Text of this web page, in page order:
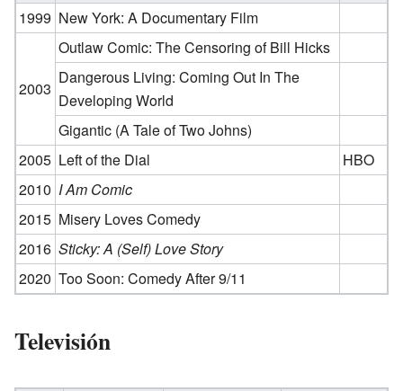
1999 New York: A Documentary Film
2003
Outlaw Comic: The Censoring of Bill Hicks
Dangerous Living: Coming Out In The
Developing World
Gigantic (A Tale of Two Johns)
2005 Left of the Dial
HBO
2010 I Am Comic
2015 Misery Loves Comedy
2016 Sticky: A (Self) Love Story
2020 Too Soon: Comedy After 9/11
Televisión